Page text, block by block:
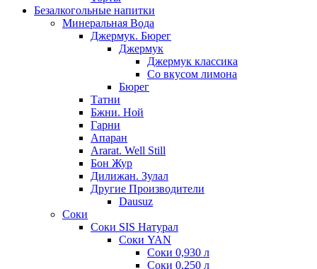
Безалкогольные напитки
Минеральная Вода
Джермук. Бюрег
Джермук
Джермук классика
Со вкусом лимона
Бюрег
Татни
Бжни. Ной
Гарни
Апаран
Ararat. Well Still
Бон Жур
Дилижан. Зулал
Другие Производители
Dausuz
Соки
Соки SIS Натурал
Соки YAN
Соки 0,930 л
Соки 0,250 л